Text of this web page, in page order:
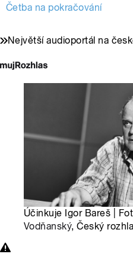
Četba na pokračování
Největší audioportál na
Účinkuje Igor Bareš |
Vodňanský, Český